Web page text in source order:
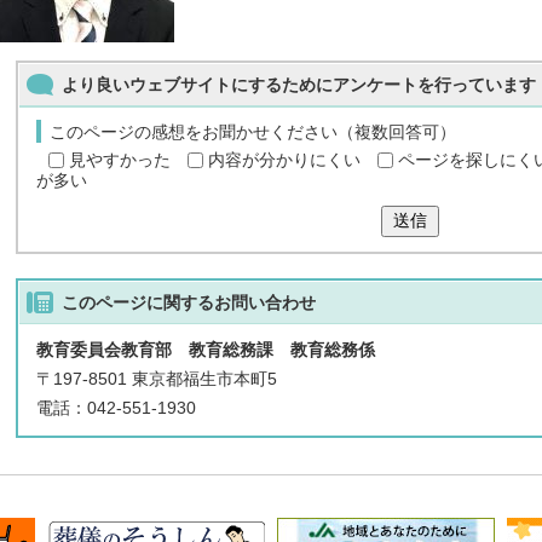
より良いウェブサイトにするためにアンケートを行っています
このページの感想をお聞かせください（複数回答可）
見やすかった
内容が分かりにくい
ページを探しにく
が多い
送信
このページに関するお問い合わせ
教育委員会教育部 教育総務課 教育総務係
〒197-8501 東京都福生市本町5
電話：042-551-1930